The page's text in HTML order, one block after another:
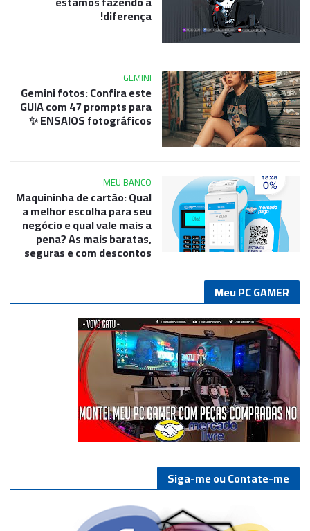
diferença!
GEMINI
Gemini fotos: Confira este
GUIA com 47 prompts para
ENSAIOS fotográficos ✨
MEU BANCO
Maquininha de cartão: Qual
a melhor escolha para seu
negócio e qual vale mais a
pena? As mais baratas,
seguras e com descontos
Meu PC GAMER
Siga-me ou Contate-me